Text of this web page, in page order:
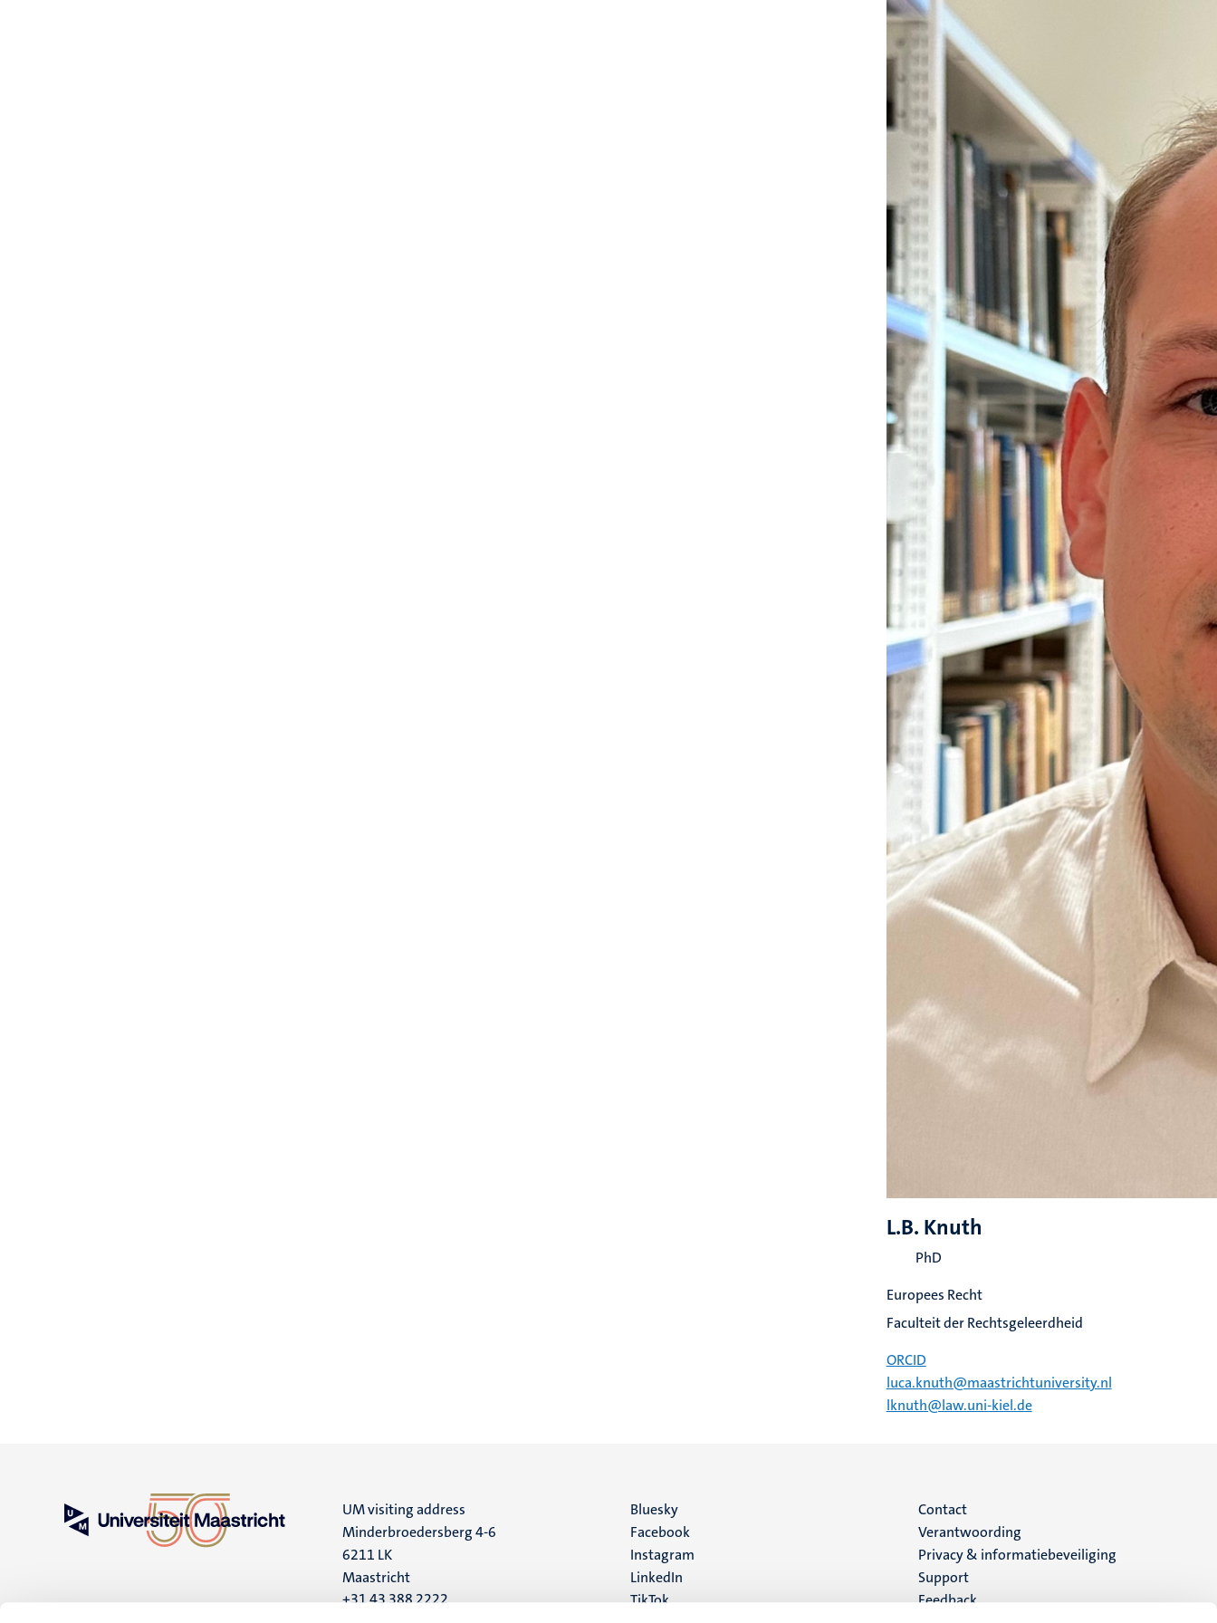
L.B. Knuth
PhD
Europees Recht
Faculteit der Rechtsgeleerdheid
ORCID
luca.knuth@maastrichtuniversity.nl
lknuth@law.uni-kiel.de
UM visiting address
Minderbroedersberg 4-6
6211 LK
Maastricht
+31 43 388 2222
Social
media
Bluesky
Facebook
Instagram
LinkedIn
TikTok
Menu
footer
(NL)
Contact
Verantwoording
Privacy & informatiebeveiliging
Support
Feedback